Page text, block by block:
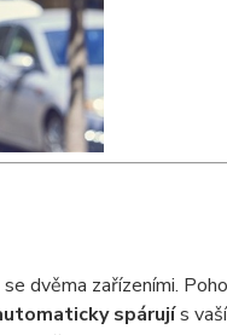
dvěma zařízeními.
spárujís